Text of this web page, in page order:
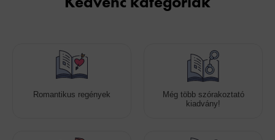
Romantikus regények
Még több szórakoztató
kiadvány!